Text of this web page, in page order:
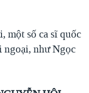
một số ca sĩ quốc
ngoại, như Ngọc